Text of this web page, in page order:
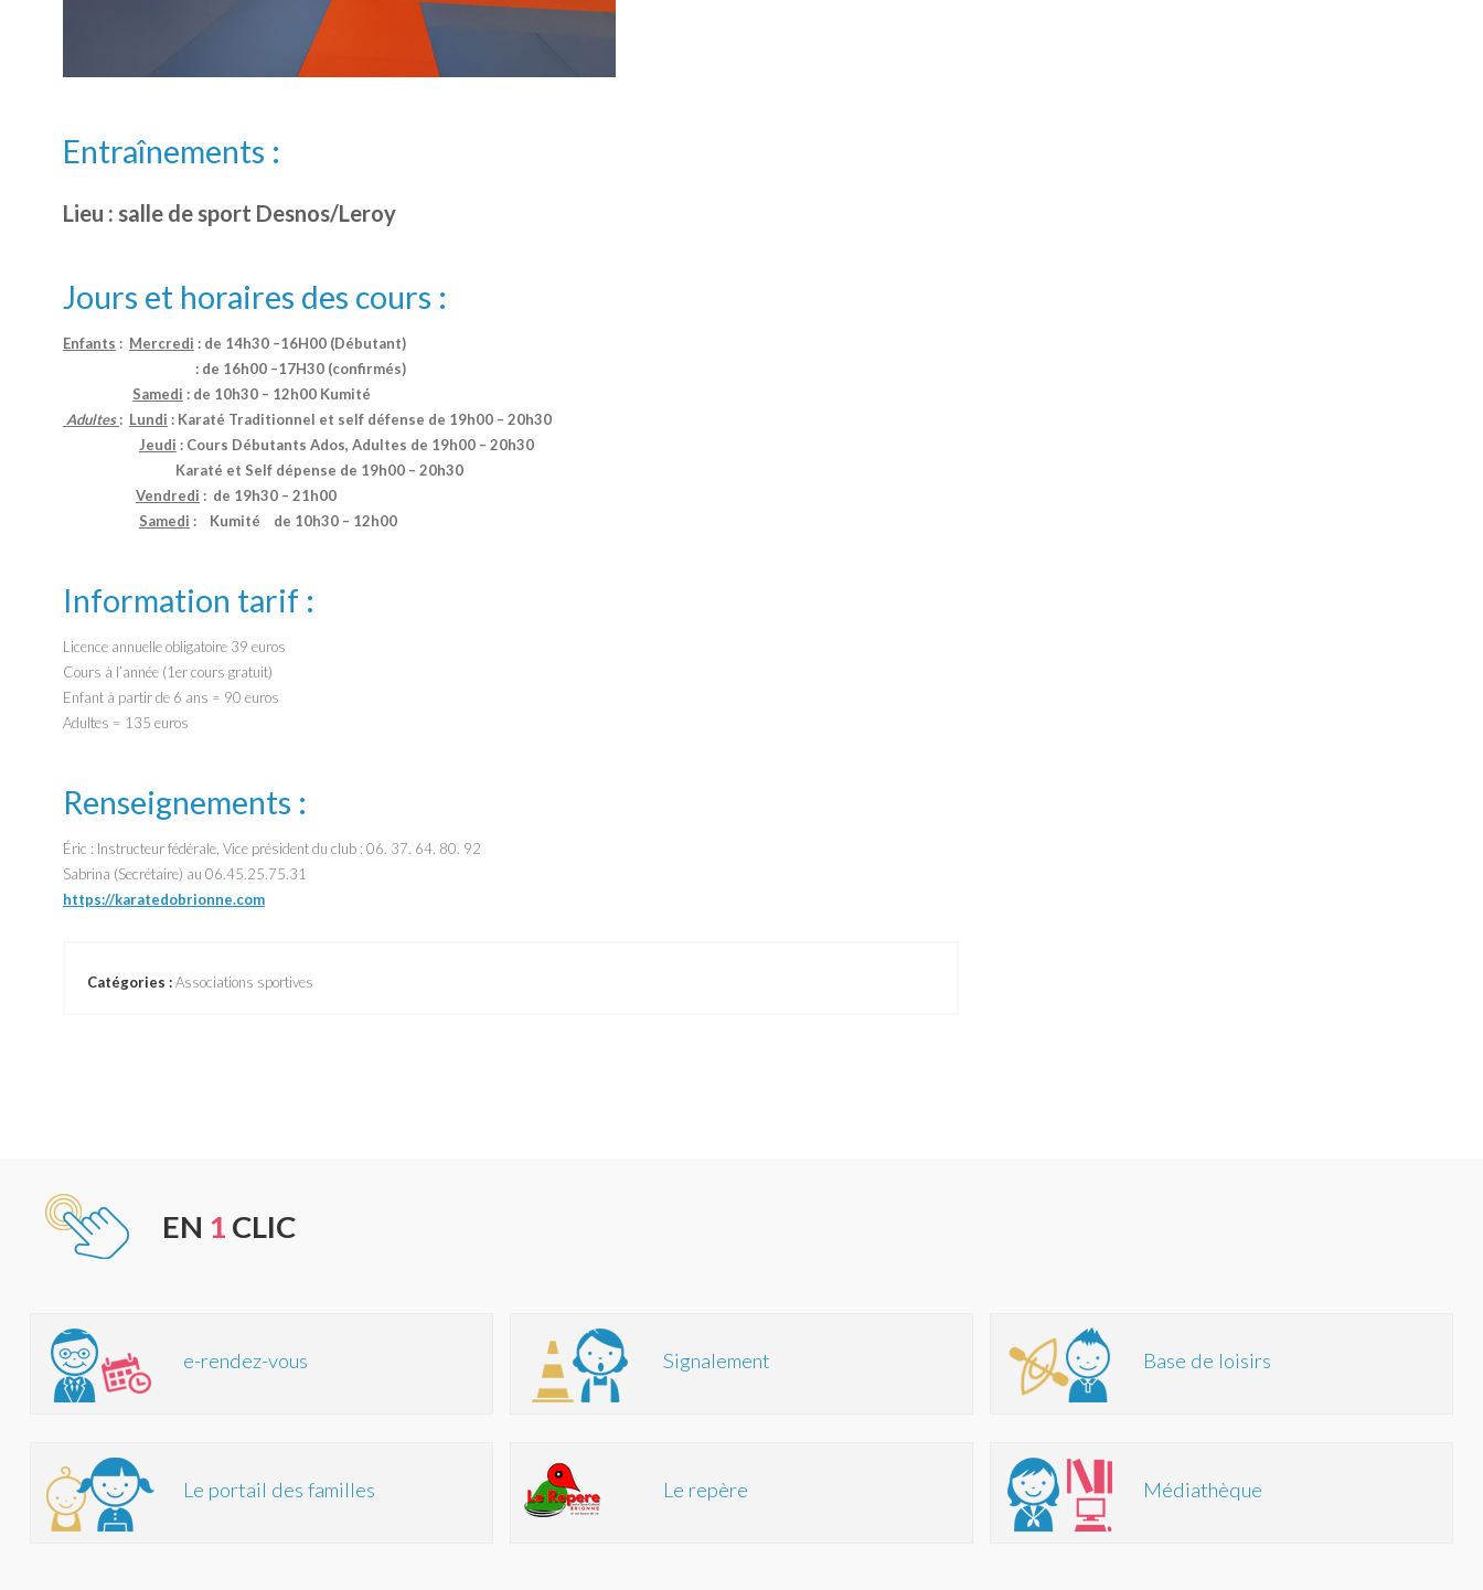
Entraînements :
Lieu : salle de sport Desnos/Leroy
Jours et horaires des cours :
Enfants : Mercredi : de 14h30 –16H00 (Débutant)
: de 16h00 –17H30 (confirmés)
Samedi : de 10h30 – 12h00 Kumité
Adultes: Lundi : Karaté Traditionnel et self défense de 19h00 – 20h30
Jeudi : Cours Débutants Ados, Adultes de 19h00 – 20h30
Karaté et Self dépense de 19h00 – 20h30
Vendredi : de 19h30 – 21h00
Samedi : Kumité de 10h30 – 12h00
Information tarif :
Licence annuelle obligatoire 39 euros
Cours à l’année (1er cours gratuit)
Enfant à partir de 6 ans = 90 euros
Adultes = 135 euros
Renseignements :
Éric : Instructeur fédérale, Vice président du club : 06. 37. 64. 80. 92
Sabrina (Secrétaire) au 06.45.25.75.31
https://karatedobrionne.com
Catégories :Associations sportives
EN 1 CLIC
e-rendez-vous
Le portail des familles
Signalement
Le repère
Base de loisirs
Médiathèque